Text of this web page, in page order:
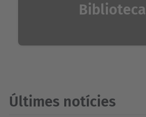
Biblioteca
Últimes notícies